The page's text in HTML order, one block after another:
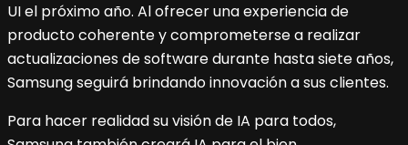
UI el próximo año. Al ofrecer una experiencia de
producto coherente y comprometerse a realizar
actualizaciones de software durante hasta siete años,
Samsung seguirá brindando innovación a sus clientes.
Para hacer realidad su visión de IA para todos,